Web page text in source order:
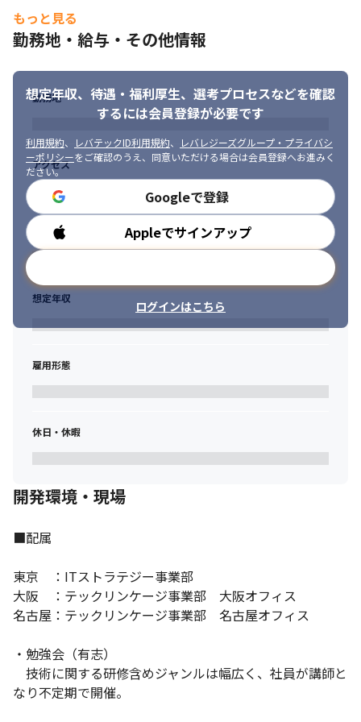
チーム・組織構成：＜万全のフォロー体制＞
・営業：ランチミーティングや定期的な面談（電話・Web）など
気軽に相談できる場を設けています。
・マネージャー：月次面談を実施しています。
・専門職：技術面で困りごとがあれば気軽にご相談いただけま
す。
やすい環境です！
男女比：男女比は7:3、女性役職者の割合は20％です！
・勉強会（有志）
技術に関する研修含めジャンルは幅広く、社員が講師となり不
定期で開催。
もっと見る
勤務地・給与・その他情報
想定年収、待遇・福利厚生、 選考プロセスなどを確認
するには会員登録が必要です
利用規約、 レバテックID利用規約、
レバレジーズグループ・プライバシ
ーポリシーをご確認のうえ、同意いただける場合は会員登録へお進みく
ださい。
Googleで登録
Appleでサインアップ
ログインはこちら
勤務地
アクセス
勤務時間
想定年収
雇用形態
休日・休暇
開発環境・現場
■配属
東京　：ITストラテジー事業部
大阪　：テックリンケージ事業部　大阪オフィス
名古屋：テックリンケージ事業部　名古屋オフィス
・勉強会（有志）
技術に関する研修含めジャンルは幅広く、社員が講師と
なり不定期で開催。